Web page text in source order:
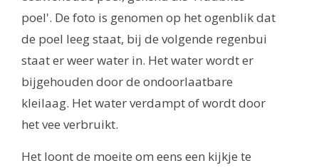
poel'. De foto is genomen op het ogenblik dat
de poel leeg staat, bij de volgende regenbui
staat er weer water in. Het water wordt er
bijgehouden door de ondoorlaatbare
kleilaag. Het water verdampt of wordt door
het vee verbruikt.
Het loont de moeite om eens een kijkje te